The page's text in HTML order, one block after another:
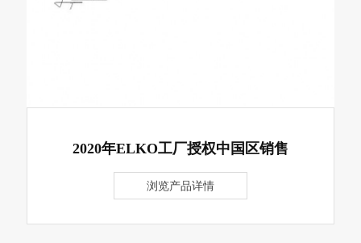
2020年ELKO工厂授权中国区销售
浏览产品详情